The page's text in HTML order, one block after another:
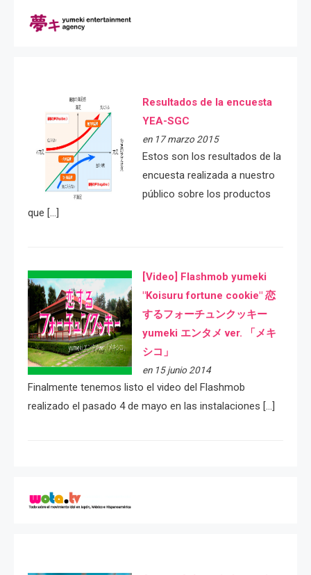
Resultados de la encuesta
YEA-SGC
en 17 marzo 2015
Estos son los resultados de la
encuesta realizada a nuestro
público sobre los productos
que […]
[Video] Flashmob yumeki
"Koisuru fortune cookie" 恋
するフォーチュンクッキー
yumeki エンタメ ver. 「メキ
シコ」
en 15 junio 2014
Finalmente tenemos listo el video del Flashmob
realizado el pasado 4 de mayo en las instalaciones […]